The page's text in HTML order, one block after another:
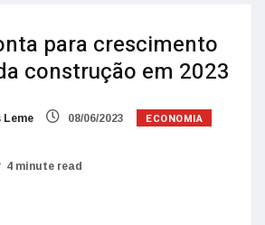
para crescimento
construção em 2023
Leme 08/06/2023 ECONOMIA
4 minute read